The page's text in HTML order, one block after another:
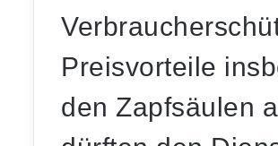
Preisvorteile
den Zapfsäulen